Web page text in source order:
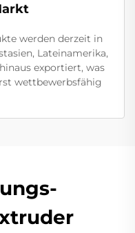
werden derzeit in
Lateinamerika,
exportiert, was
wettbewerbsfähig